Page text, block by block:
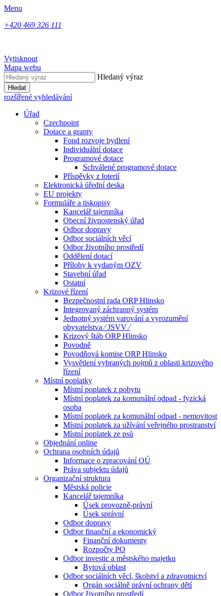
Menu
+420 469 326 111
Vytisknout
Mapa webu
Hledaný výraz
Hledat
rozšířené vyhledávání
Úřad
Czechpoint
Dotace a granty
Fond rozvoje bydlení
Individuální dotace
Programové dotace
Schválené programové dotace
Příspěvky z loterií
Elektronická úřední deska
EU projekty
Formuláře a tiskopisy
Kancelář tajemníka
Obecní živnostenský úřad
Odbor dopravy
Odbor sociálních věcí
Odbor životního prostředí
Oddělení dotací
Přílohy k vydaným OZV
Stavební úřad
Ostatní
Krizové řízení
Bezpečnostní rada ORP Hlinsko
Integrovaný záchranný systém
Jednotný systém varování a vyrozumění
obyvatelstva ⁄ JSVV ⁄
Krizový štáb ORP Hlinsko
Povodně
Povodňová komise ORP Hlinsko
Vysvětlení vybraných pojmů z oblasti krizového
řízení
Místní poplatky
Místní poplatek z pobytu
Místní poplatek za komunální odpad - fyzická
osoba
Místní poplatek za komunální odpad - nemovitost
Místní poplatek za užívání veřejného prostranství
Místní poplatek ze psů
Objednání online
Ochrana osobních údajů
Informace o zpracování OÚ
Práva subjektu údajů
Organizační struktura
Městská policie
Kancelář tajemníka
Úsek provozně-právní
Úsek správní
Odbor dopravy
Odbor finanční a ekonomický
Finanční dokumenty
Rozpočty PO
Odbor investic a městského majetku
Bytová oblast
Odbor sociálních věcí, školství a zdravotnictví
Orgán sociálně právní ochrany dětí
Odbor životního prostředí